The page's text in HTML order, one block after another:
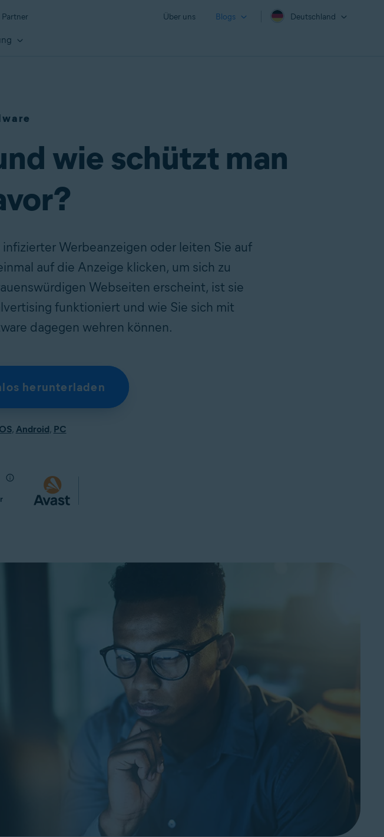
Partner Über uns Blogs Deutschland
wie schützt man
Werbeanzeigen oder leiten Sie auf
auf die Anzeige klicken, um sich zu
Webseiten erscheint, ist sie
funktioniert und wie Sie sich mit
dagegen wehren können.
herunterladen
, Android, PC